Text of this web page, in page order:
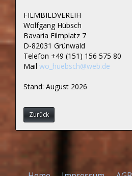
FILMBILDVEREIH
Wolfgang Hübsch
Bavaria Filmplatz 7
D-82031 Grünwald
Telefon +49 (151) 156 575 80
Mail wo_huebsch@web.de
Stand: August 2026
Zurück